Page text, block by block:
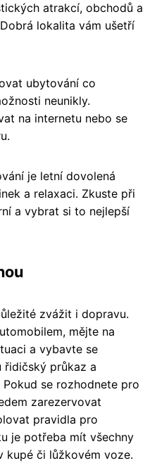
atrakcí, obchodů a
lokalita vám ušetří
ubytování co
neunikly.
na internetu nebo se
je letní dovolená
a relaxaci. Zkuste při
a vybrat si to nejlepší
zvážit i dopravu.
mějte na
a vybavte se
řidičský průkaz a
se rozhodnete pro
zarezervovat
pravidla pro
je potřeba mít všechny
kupé či lůžkovém voze.